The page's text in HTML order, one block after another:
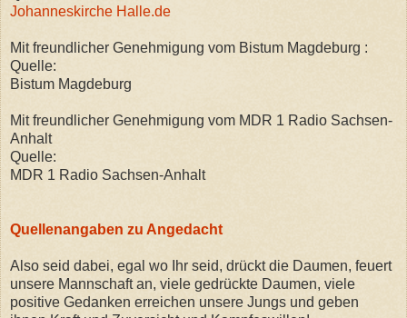
Johanneskirche Halle.de
Mit freundlicher Genehmigung vom Bistum Magdeburg :
Quelle:
Bistum Magdeburg
Mit freundlicher Genehmigung vom MDR 1 Radio Sachsen-
Anhalt
Quelle:
MDR 1 Radio Sachsen-Anhalt
Quellenangaben zu Angedacht
Also seid dabei, egal wo Ihr seid, drückt die Daumen, feuert
unsere Mannschaft an, viele gedrückte Daumen, viele
positive Gedanken erreichen unsere Jungs und geben